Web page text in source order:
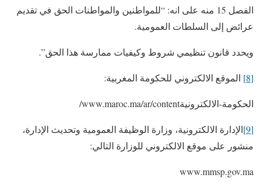
الفصل 15 منه على انه: “للمواطنين والمواطنات الحق في تقديم
عرائض إلى السلطات العمومية.
ويحدد قانون تنظيمي شروط وكيفيات ممارسة هذا الحق”.
[8] الموقع الالكتروني للحكومة المغربية:
الحكومة-الالكترونيةwww.maroc.ma/ar/content/
[9]
الإدارة الالكترونية، وزارة الوظيفة العمومية وتحديث الإدارة،
منشور على موقع الالكتروني للوزارة التالي:
www.mmsp.gov.ma